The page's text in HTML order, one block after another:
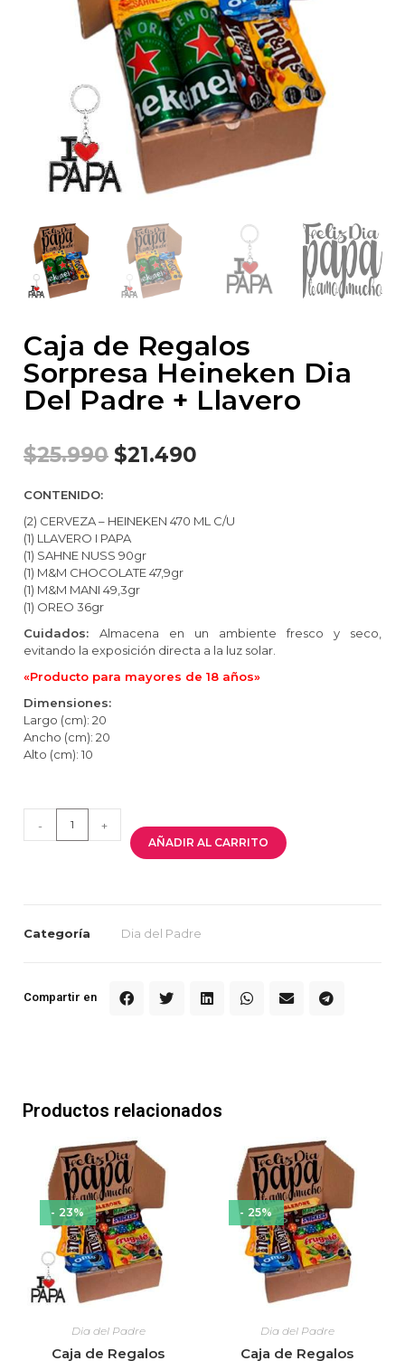
Caja de Regalos
Sorpresa Heineken Dia
Del Padre + Llavero
$25.990 $21.490
CONTENIDO:
(2) CERVEZA – HEINEKEN 470 ML C/U
(1) LLAVERO I PAPA
(1) SAHNE NUSS 90gr
(1) M&M CHOCOLATE 47,9gr
(1) M&M MANI 49,3gr
(1) OREO 36gr
Cuidados: Almacena en un ambiente fresco y seco,
evitando la exposición directa a la luz solar.
«Producto para mayores de 18 años»
Dimensiones:
Largo (cm): 20
Ancho (cm): 20
Alto (cm): 10
- +
AÑADIR AL CARRITO
Categoría Dia del Padre
Compartir en
Productos relacionados
- 23%
Dia del Padre
Caja de Regalos
- 25%
Dia del Padre
Caja de Regalos